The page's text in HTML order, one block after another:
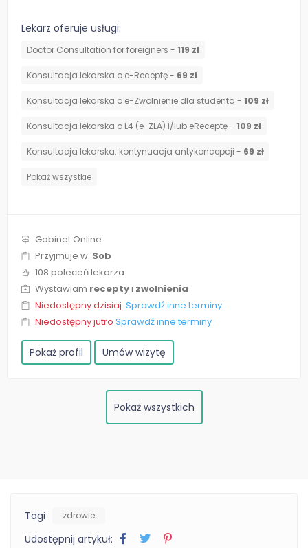
Lekarz oferuje usługi:
Doctor Consultation for foreigners - 119 zł
Konsultacja lekarska o e-Receptę - 69 zł
Konsultacja lekarska o e-Zwolnienie dla studenta - 109 zł
Konsultacja lekarska o L4 (e-ZLA) i/lub eReceptę - 109 zł
⁠Konsultacja lekarska: kontynuacja antykoncepcji - 69 zł
Pokaż wszystkie
Gabinet Online
Przyjmuje w: Sob
108 poleceń lekarza
Wystawiam receptyi zwolnienia
Niedostępny dzisiaj. Sprawdź inne terminy
Niedostępny jutro Sprawdź inne terminy
Pokaż profil Umów wizytę
Pokaż wszystkich
Tagi zdrowie
Udostępnij artykuł: